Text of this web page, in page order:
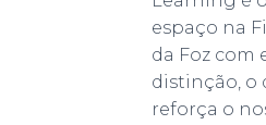
espaço na
da Foz com
distinção, o
reforça o